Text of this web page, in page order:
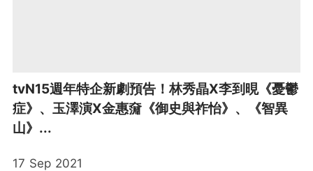
tvN15週年特企新劇預告！林秀晶X李到晛《憂鬱
症》、玉澤演X金惠奫《御史與祚怡》、《智異
山》...
17 Sep 2021